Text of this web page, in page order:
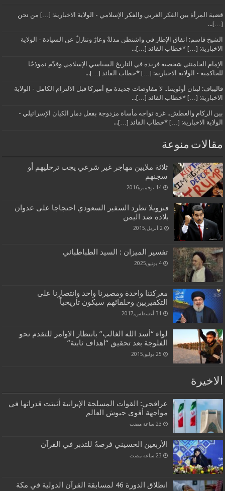
قضية المرأة بين الفكر الغربي والفكر الإسلامي - الولاية الاخبارية: […] من نحن
[…]...
الشيخ قاسم: اتفاق الإطار في واشنطن مذلةٌ وعارٌ وتنازلٌ عن السيادة - الولاية
الاخبارية: […] *خطاب القائد […]...
الإمام الخامنئي شخصية فريدة في التاريخ السياسي الإسلامي وقدّم نموذجًا
للحاكمية - الولاية الاخبارية: […] *خطاب القائد […]...
قاليباف: لبنان أولويتنا.. لا مفاوضات جديدة مع أميركا قبل الالتزام الكامل - الولاية
الاخبارية: […] *خطاب القائد […]...
بين الركام والعطش.. غزة تواجه مأساة مزدوجة بفعل دمار الكيان الإسرائيلي -
الولاية الاخبارية: […] *خطاب القائد […]...
مقالات منوعة
ثلاثة ملايين مهاجر غير شرعي يجب ترحليهم أو
سجنهم
14 نوفمبر,2016
فنزويلا تطرد السفير السعودي احتجاجا على عدوان
بلاده ضد اليمن
2 أبريل,2015
تفسير الميزان : السيد الطباطبائي
4 يونيو,2025
معركتنا واحدة ومصيرنا واحد وانتصارنا على
التكفيريين وحلفائهم سيكون تاريخياً
31 أغسطس,2017
لواء “أسد الله الغالب” بانتظار الاوامر للتقدم نحو
الفلوجة بعد تحقيق “اهداف ثابتة”
25 يوليو,2015
الاخيرة
عراقجي: القوات المسلحة الإيرانية أثبتت قدراتها في
مواجهة أقوى جيوش العالم
الأربعين الحسيني فرصةٌ للتدبر في القرآن
انطلاق الدورة 46 لمسابقة القرآن الدولية في مكة